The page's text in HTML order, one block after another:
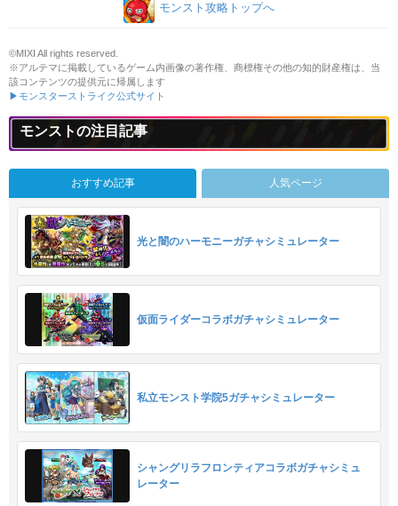
モンスト攻略トップへ
©MIXI All rights reserved.
※アルテマに掲載しているゲーム内画像の著作権、商標権その他の知的財産権は、当
該コンテンツの提供元に帰属します
▶モンスターストライク公式サイト
モンストの注目記事
おすすめ記事 人気ページ
光と闇のハーモニーガチャシミュレーター
仮面ライダーコラボガチャシミュレーター
私立モンスト学院5ガチャシミュレーター
シャングリラフロンティアコラボガチャシミュ
レーター